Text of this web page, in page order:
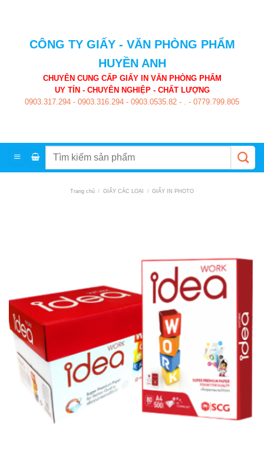
CÔNG TY GIẤY - VĂN PHÒNG PHẨM
HUYỀN ANH
CHUYÊN CUNG CẤP GIẤY IN VĂN PHÒNG PHẨM
UY TÍN - CHUYÊN NGHIỆP - CHẤT LƯỢNG
0903.317.294 - 0903.316.294 - 0903.0535.82 - . - 0779.799.805
Trang chủ / GIẤY CÁC LOẠI / GIẤY IN PHOTO